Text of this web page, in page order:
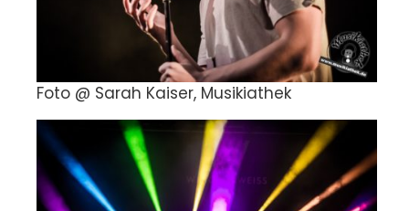
Foto @ Sarah Kaiser, Musikiathek